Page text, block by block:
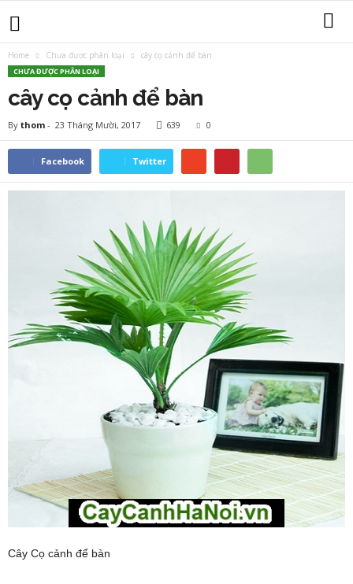
Home Chưa được phân loại cây cọ cảnh để bàn
CHƯA ĐƯỢC PHÂN LOẠI
cây cọ cảnh để bàn
By thom - 23 Tháng Mười, 2017 639 0
Facebook Twitter
Cây Cọ cảnh để bàn